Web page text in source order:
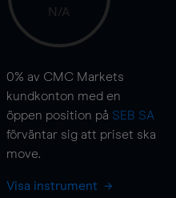
N/A
0% av CMC Markets
kundkonton med en
öppen position på SEB SA
förväntar sig att priset ska
move.
Visa instrument